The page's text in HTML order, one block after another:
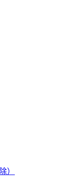
）